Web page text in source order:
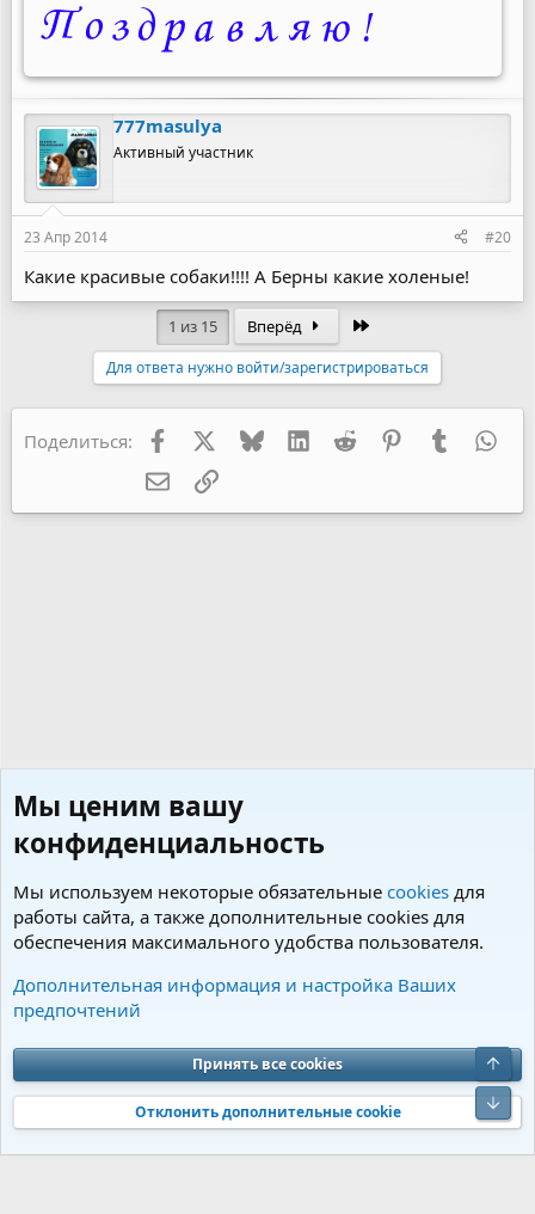
777masulya
Активный участник
23 Апр 2014 #20
Какие красивые собаки!!!! А Берны какие холеные!
1 из 15 Вперёд
Для ответа нужно войти/зарегистрироваться
Поделиться: Facebook BlueskyLinkedInReddit PinterestTumblr
Электронная почта
Ссылка
Странички питомников
Cookies Charm by DCom
Обратная связь
Условия и правила
Политика конфиденциальности
Помощь
S
S
Community platform by XenForo® © 2010-2026 XenForo Ltd. Перевод от
Jumuro®|Media embeds via s9e/MediaSites
Мы ценим вашу
конфиденциальность
Мы используем некоторые обязательные cookies для
работы сайта, а также дополнительные cookies для
обеспечения максимального удобства пользователя.
Дополнительная информация и настройка Ваших
предпочтений
Принять все cookies
Отклонить дополнительные cookie
Верх
Низ